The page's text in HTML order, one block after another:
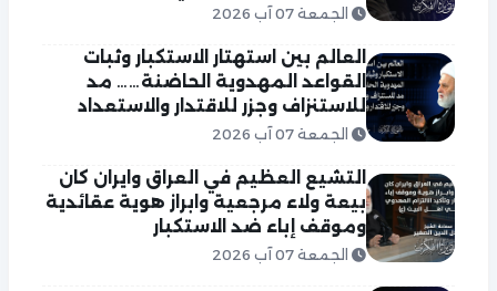
الجمعة 07 آب 2026
العالم بين استهتار الاستكبار وثبات
القواعد المهدوية الحاضنة…… مد
للاستنزاف وجزر للاقتدار والاستعداد
الجمعة 07 آب 2026
التشيع العظيم في العراق وايران كان
بيعة ولاء مرجعية وابراز هوية عقائدية
وموقف إباء ضد الاستكبار
الجمعة 07 آب 2026